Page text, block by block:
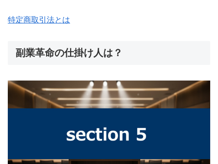
特定商取引法とは
副業革命の仕掛け人は？